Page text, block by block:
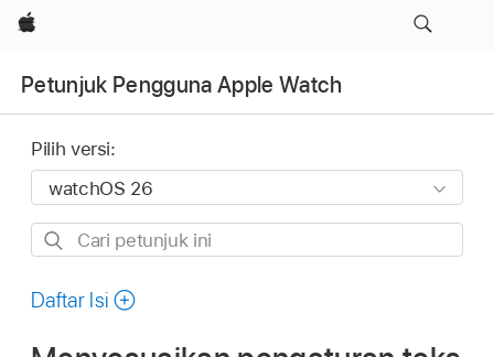
Apple
Petunjuk Pengguna Apple Watch
Pilih versi:
Cari
ini
Daftar Isi